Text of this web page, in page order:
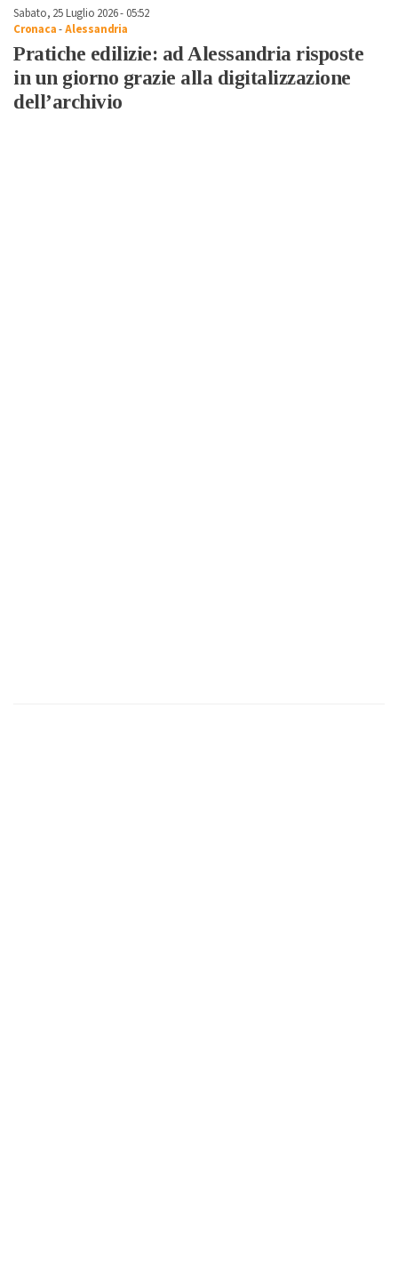
Sabato, 25 Luglio 2026 - 05:52
Cronaca-Alessandria
Pratiche edilizie: ad Alessandria risposte
in un giorno grazie alla digitalizzazione
dell’archivio